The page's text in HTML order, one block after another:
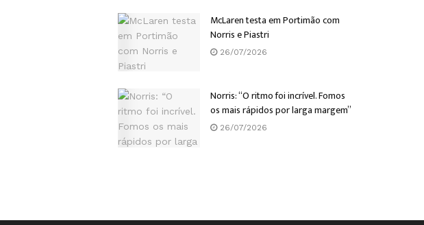
McLaren testa em Portimão com
Norris e Piastri
26/07/2026
Norris: “O ritmo foi incrível. Fomos
os mais rápidos por larga margem”
26/07/2026